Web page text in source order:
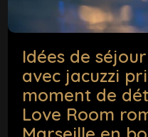
Idées de
avec jacuzzi
moment de
Love Room